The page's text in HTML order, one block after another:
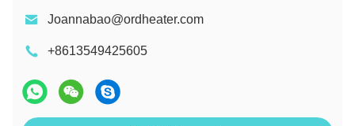
Joannabao@ordheater.com
+8613549425605